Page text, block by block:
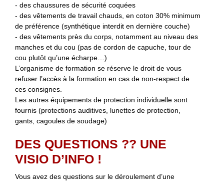
- des chaussures de sécurité coquées
- des vêtements de travail chauds, en coton 30% minimum
de préférence (synthétique interdit en dernière couche)
- des vêtements près du corps, notamment au niveau des
manches et du cou (pas de cordon de capuche, tour de
cou plutôt qu’une écharpe…)
L’organisme de formation se réserve le droit de vous
refuser l’accès à la formation en cas de non-respect de
ces consignes.
Les autres équipements de protection individuelle sont
fournis (protections auditives, lunettes de protection,
gants, cagoules de soudage)
DES QUESTIONS ?? UNE
VISIO D’INFO !
Vous avez des questions sur le déroulement d’une